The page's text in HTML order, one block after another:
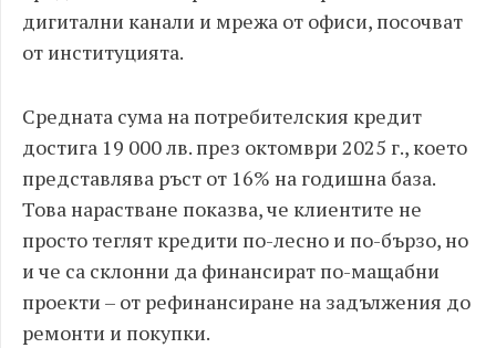
дигитални канали и мрежа от офиси, посочват
от институцията.
Средната сума на потребителския кредит
достига 19 000 лв. през октомври 2025 г., което
представлява ръст от 16% на годишна база.
Това нарастване показва, че клиентите не
просто теглят кредити по-лесно и по-бързо, но
и че са склонни да финансират по-мащабни
проекти – от рефинансиране на задължения до
ремонти и покупки.